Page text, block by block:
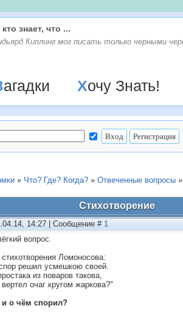
знает, что ...
Киплинг мог писать только черными
Загадки Хочу Знать!
» Что? Где? Когда? » Отвеченные вопросы »
Стихотворение
14:27 | Сообщение # 1
вопрос.
Ломоносова:
решил усмешкою своей.
из поваров такова,
очаг кругом жаркова?"
и о чём спорил?